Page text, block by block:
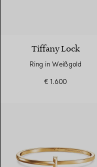
Tiffany Lock
Ring in Weißgold
€ 1.600